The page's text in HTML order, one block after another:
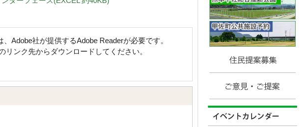
Adobe社が提供するAdobe Readerが必要です。
ンク先からダウンロードしてください。